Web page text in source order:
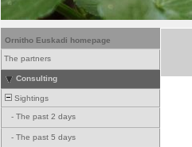
Ornitho Euskadi homepage
The partners
Consulting
Sightings
- The past 2 days
- The past 5 days